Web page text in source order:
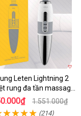
Leten Lightning 2
rung đa tần massage
thân kích thích
1.551.000₫
(214)